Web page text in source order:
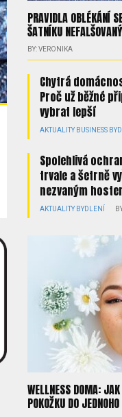
PRAVIDLA OBLÉKÁNÍ
ŠATNÍKU
BY: VERONIKA
Chytrá
Proč už běžné
vybrat lepší
AKTUALITY BUSINESS
Spolehlivá
trvale a šetrně
nezvaným
AKTUALITY BYDLENÍ
WELLNESS DOMA:
POKOŽKU DO